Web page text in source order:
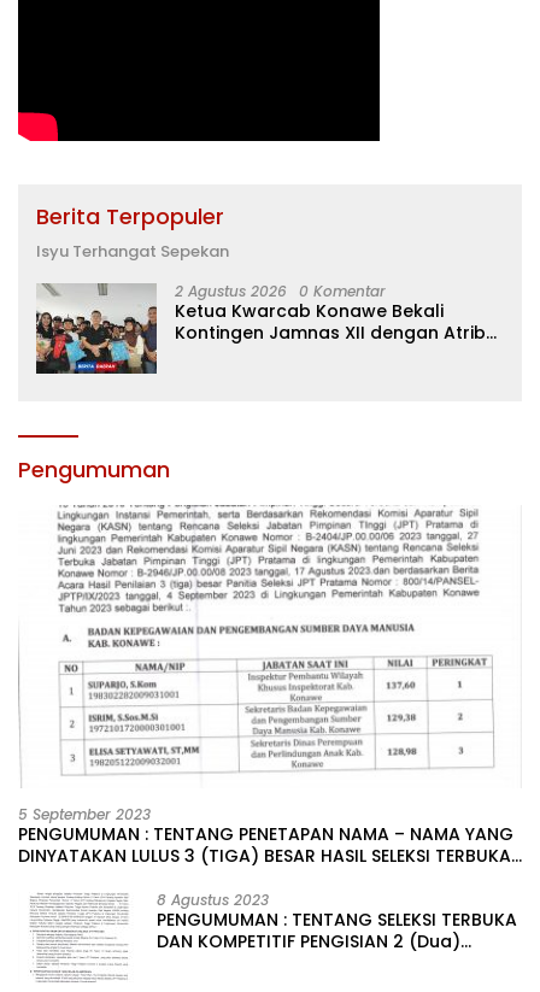
Berita Terpopuler
Isyu Terhangat Sepekan
2 Agustus 2026 0 Komentar
Ketua Kwarcab Konawe Bekali
Kontingen Jamnas XII dengan Atribut
Pengumuman
5 September 2023
PENGUMUMAN : TENTANG PENETAPAN NAMA – NAMA YANG
DINYATAKAN LULUS 3 (TIGA) BESAR HASIL SELEKSI TERBUKA
LINGKUNGAN PEMERINTAH DAERAH KABUPATEN KONAWE
8 Agustus 2023
PENGUMUMAN : TENTANG SELEKSI TERBUKA
DAN KOMPETITIF PENGISIAN 2 (Dua)